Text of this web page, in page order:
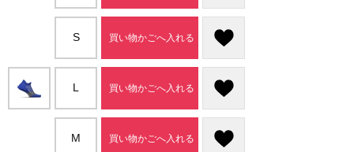
S 買い物かごへ入れる
L 買い物かごへ入れる
M 買い物かごへ入れる